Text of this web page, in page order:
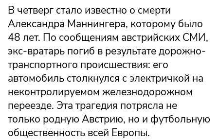
В четверг стало известно о смерти
Александра Маннингера, которому было
48 лет. По сообщениям австрийских СМИ,
экс-вратарь погиб в результате дорожно-
транспортного происшествия: его
автомобиль столкнулся с электричкой на
неконтролируемом железнодорожном
переезде. Эта трагедия потрясла не
только родную Австрию, но и футбольную
общественность всей Европы.